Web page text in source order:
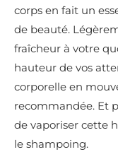
corps en fait un
de beauté.
fraîcheur à votre
hauteur de vos
corporelle en
recommandée. Et
de vaporiser cette
le shampoing.